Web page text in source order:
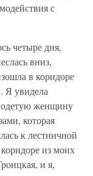
с
четыре дня,
вниз,
в коридоре
Я увидела
одетую женщину
которая
к лестничной
из моих
и я,